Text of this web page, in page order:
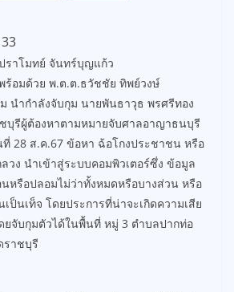
ราโมทย์ จันทร์บุญแก้ว
ร้อมด้วย พ.ต.ต.ธวัชชัย ทิพย์วงษ์
นำกำลังจับกุม นายพันธาวุธ พรศรีทอง
บุรีผู้ต้องหาตามหมายจับศาลอาญาธนบุรี
ที่ 28 ส.ค.67 ข้อหา ฉ้อโกงประชาชน หรือ
วง นำเข้าสู่ระบบคอมพิวเตอร์ซึ่ง ข้อมูล
นหรือปลอมไม่ว่าทั้งหมดหรือบางส่วน หรือ
ป็นเท็จ โดยประการที่น่าจะเกิดความเสีย
จับกุมตัวได้ในพื้นที่ หมู่ 3 ตำบลปากท่อ
ราชบุรี